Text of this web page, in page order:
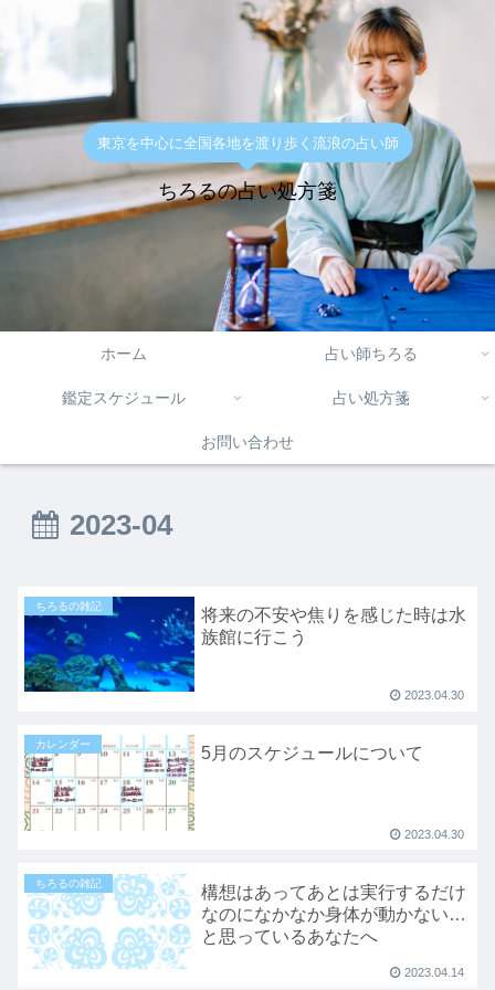
東京を中心に全国各地を渡り歩く流浪の占い師
ちろるの占い処方箋
ホーム 占い師ちろる
鑑定スケジュール 占い処方箋
お問い合わせ
2023-04
ちろるの雑記
将来の不安や焦りを感じた時は水
族館に行こう
2023.04.30
カレンダー 5月のスケジュールについて
2023.04.30
ちろるの雑記
構想はあってあとは実行するだけ
なのになかなか身体が動かない…
と思っているあなたへ
2023.04.14